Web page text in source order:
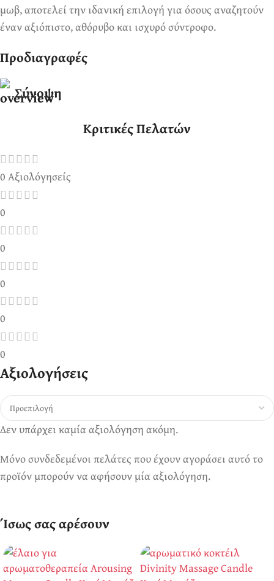
μωβ, αποτελεί την ιδανική επιλογή για όσους αναζητούν
έναν αξιόπιστο, αθόρυβο και ισχυρό σύντροφο.
Προδιαγραφές
Σύνοψη
Κριτικές Πελατών
0 Αξιολόγησείς
0
0
0
0
0
Αξιολογήσεις
Δεν υπάρχει καμία αξιολόγηση ακόμη.
Μόνο συνδεδεμένοι πελάτες που έχουν αγοράσει αυτό το
προϊόν μπορούν να αφήσουν μία αξιολόγηση.
Ίσως σας αρέσουν